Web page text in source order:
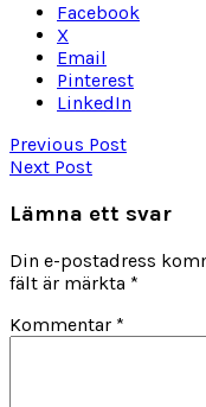
Facebook
X
Email
Pinterest
LinkedIn
Previous Post
Next Post
Lämna ett svar
Din e-postadress
fält är märkta *
Kommentar *